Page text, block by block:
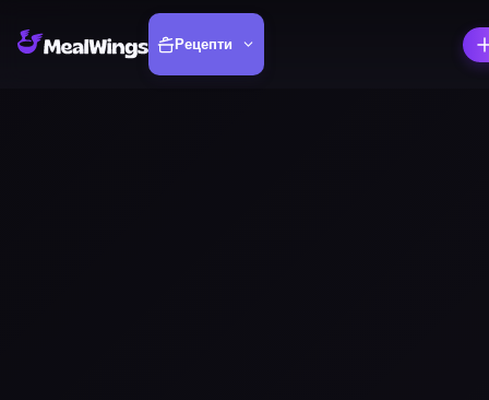
Рецепти